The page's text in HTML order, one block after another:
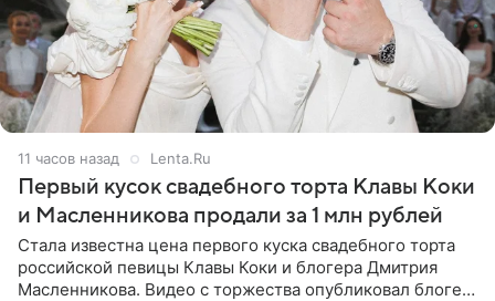
11 часов назад Lenta.Ru
Первый кусок свадебного торта Клавы Коки
и Масленникова продали за 1 млн рублей
Стала известна цена первого куска свадебного торта
российской певицы Клавы Коки и блогера Дмитрия
Масленникова. Видео с торжества опубликовал блогер